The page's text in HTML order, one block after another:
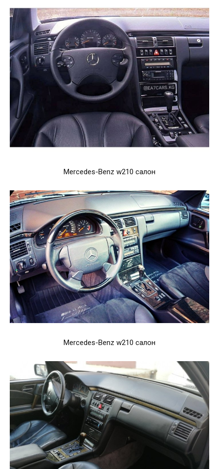
Mercedes-Benz w210 салон
Mercedes-Benz w210 салон